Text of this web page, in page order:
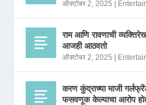
ऑक्टोबर 2, 2025 |
राम आणि रावणाची
आजही आठवतो
ऑक्टोबर 2, 2025 |
करण कुंद्राच्या माजी
फसवणूक केल्याचा आरोप